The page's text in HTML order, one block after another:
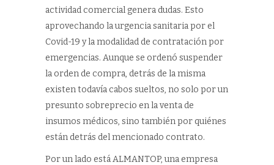
actividad comercial genera dudas. Esto
aprovechando la urgencia sanitaria por el
Covid-19 y la modalidad de contratación por
emergencias. Aunque se ordenó suspender
la orden de compra, detrás de la misma
existen todavía cabos sueltos, no solo por un
presunto sobreprecio en la venta de
insumos médicos, sino también por quiénes
están detrás del mencionado contrato.
Por un lado está ALMANTOP, una empresa